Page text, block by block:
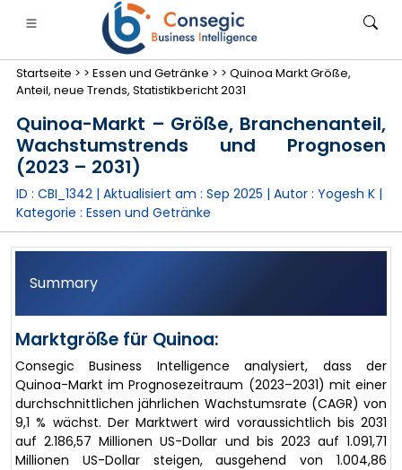
Finanzdienstleistungen und Versicherungen
• Konsumgüter
• Fallstudien
Startseite > > Essen und Getränke > > Quinoa Markt Größe,
Anteil, neue Trends, Statistikbericht 2031
Quinoa-Markt – Größe, Branchenanteil,
Wachstumstrends und Prognosen
(2023 – 2031)
ID : CBI_1342 | Aktualisiert am : Sep 2025 | Autor : Yogesh K|
Kategorie : Essen und Getränke
Summary
Marktgröße für Quinoa:
Consegic Business Intelligence analysiert, dass der
Quinoa-Markt im Prognosezeitraum (2023–2031) mit einer
durchschnittlichen jährlichen Wachstumsrate (CAGR) von
9,1 % wächst. Der Marktwert wird voraussichtlich bis 2031
auf 2.186,57 Millionen US-Dollar und bis 2023 auf 1.091,71
Millionen US-Dollar steigen, ausgehend von 1.004,86